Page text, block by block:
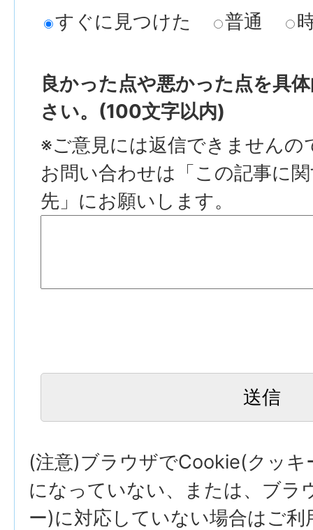
すぐに見つけた
普通
良かった点や悪かった点を具
さい。(100文字以内)
※ご意見には返信できませんの
お問い合わせは「この記事に
先」にお願いします。
(注意)ブラウザでCookie(クッキ
になっていない、または、ブラ
ー)に対応していない場合はご利